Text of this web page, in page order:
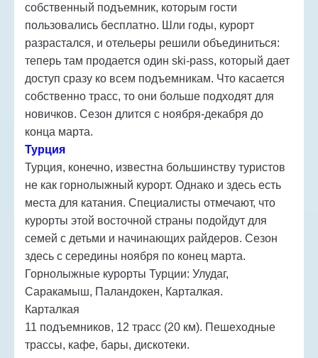
собственный подъемник, которым гости
пользовались бесплатно. Шли годы, курорт
разрастался, и отельеры решили объединиться:
теперь там продается один ski-pass, который дает
доступ сразу ко всем подъемникам. Что касается
собственно трасс, то они больше подходят для
новичков. Сезон длится с ноября-декабря до
конца марта.
Турция
Турция, конечно, известна большинству туристов
не как горнолыжный курорт. Однако и здесь есть
места для катания. Специалисты отмечают, что
курорты этой восточной страны подойдут для
семей с детьми и начинающих райдеров. Сезон
здесь с середины ноября по конец марта.
Горнолыжные курорты Турции: Улудаг,
Саракамыш, Паландокен, Карталкая.
Карталкая
11 подъемников, 12 трасс (20 км). Пешеходные
трассы, кафе, бары, дискотеки.